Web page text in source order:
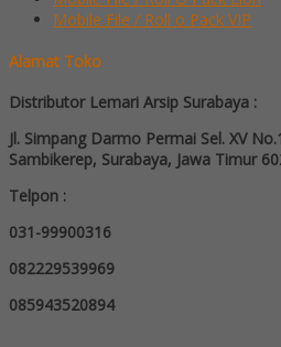
Mobile File / Roll o Pack VIP
Alamat Toko
Distributor Lemari Arsip Surabaya :
Jl. Simpang Darmo Permai Sel. XV
Sambikerep, Surabaya, Jawa Timur
Telpon :
031-99900316
082229539969
085943520894